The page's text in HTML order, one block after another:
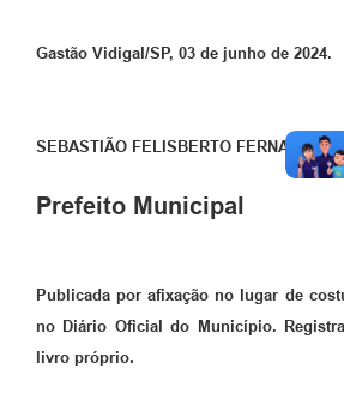
Gastão Vidigal/SP, 03 de junho de 2024.
SEBASTIÃO FELISBERTO FERNANDES
Prefeito Municipal
Publicada por afixação no lugar de
no Diário Oficial do Município.
livro próprio.